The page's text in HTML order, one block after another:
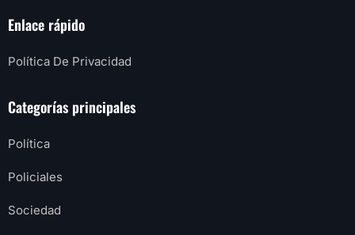
Enlace rápido
Política De Privacidad
Categorías principales
Política
Policiales
Sociedad